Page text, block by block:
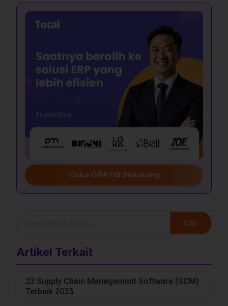
Coba GRATIS Sekarang
Cari
Artikel Terkait
23 Supply Chain Management Software (SCM)
Terbaik 2025